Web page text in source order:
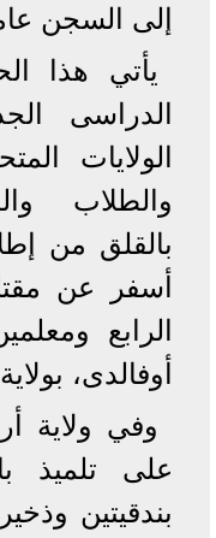
إلى السجن
يأتي هذا
الدراسى
الولايات
والطلاب
بالقلق من
الرابع
أوفالدى،
وفي ولاية
على تلميذ